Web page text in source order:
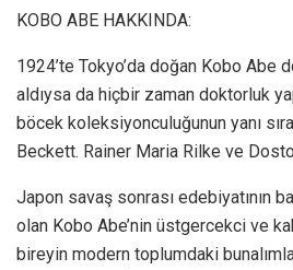
KOBO ABE HAKKINDA:
1924’te Tokyo’da doğan Kobo Abe
aldıysa da hiçbir zaman doktorluk
böcek koleksiyonculuğunun yanı
Beckett. Rainer Maria Rilke ve
Japon savaş sonrası edebiyatının
olan Kobo Abe’nin üstgercekci ve
bireyin modern toplumdaki